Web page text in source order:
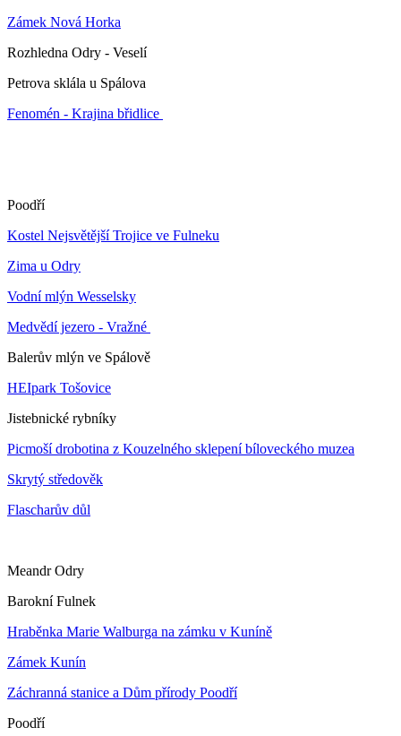
Zámek Nová Horka
Rozhledna Odry - Veselí
Petrova sklála u Spálova
Fenomén - Krajina břidlice
Poodří
Kostel Nejsvětější Trojice ve Fulneku
Zima u Odry
Vodní mlýn Wesselsky
Medvědí jezero - Vražné
Balerův mlýn ve Spálově
HEIpark Tošovice
Jistebnické rybníky
Picmoší drobotina z Kouzelného sklepení bíloveckého muzea
Skrytý středověk
Flascharův důl
Meandr Odry
Barokní Fulnek
Hraběnka Marie Walburga na zámku v Kuníně
Zámek Kunín
Záchranná stanice a Dům přírody Poodří
Poodří